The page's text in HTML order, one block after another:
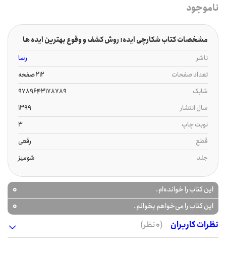
ناموجود
مشخصات کتاب شکارچی ایده: روش کشف و وقوع بهترین ایده ها
ناشر
رسا
تعداد صفحات
212 صفحه
شابک
9789643178789
سال انتشار
1399
نوبت چاپ
3
قطع
رقعی
جلد
شومیز
این کتاب را خوانده‌ام. 0
این کتاب را می‌خواهم بخوانم.
0
نظرات کاربران
(0 نظر)